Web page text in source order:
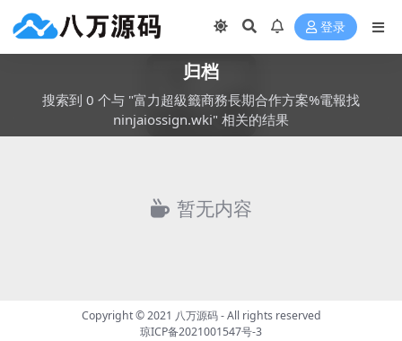
登录
归档
搜索到 0 个与 "富力超級籤商務長期合作方案%電報找
ninjaiossign.wki" 相关的结果
暂无内容
Copyright © 2021 八万源码- All rights reserved
琼ICP备2021001547号-3